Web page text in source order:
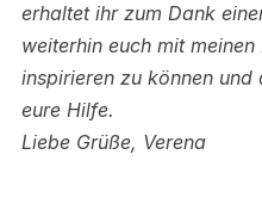
erhaltet ihr zum Dank
weiterhin euch mit
inspirieren zu können
eure Hilfe.
Liebe Grüße, Verena